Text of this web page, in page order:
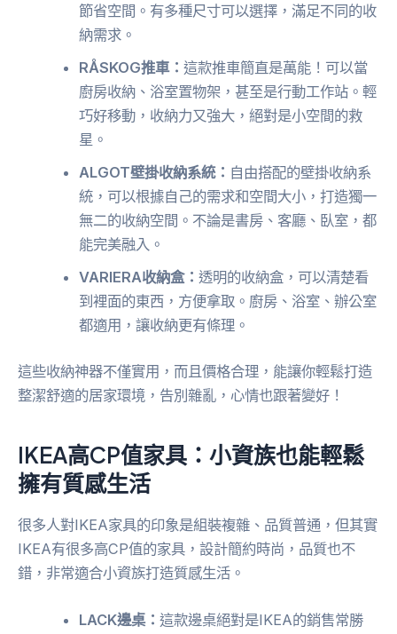
節省空間。有多種尺寸可以選擇，滿足不同的收
納需求。
RÅSKOG推車：這款推車簡直是萬能！可以當
廚房收納、浴室置物架，甚至是行動工作站。輕
巧好移動，收納力又強大，絕對是小空間的救
星。
ALGOT壁掛收納系統： 自由搭配的壁掛收納系
統，可以根據自己的需求和空間大小，打造獨一
無二的收納空間。不論是書房、客廳、臥室，都
能完美融入。
VARIERA收納盒：透明的收納盒，可以清楚看
到裡面的東西，方便拿取。廚房、浴室、辦公室
都適用，讓收納更有條理。
這些收納神器不僅實用，而且價格合理，能讓你輕鬆打造
整潔舒適的居家環境，告別雜亂，心情也跟著變好！
IKEA高CP值家具：小資族也能輕鬆
擁有質感生活
很多人對IKEA家具的印象是組裝複雜、品質普通，但其實
IKEA有很多高CP值的家具，設計簡約時尚，品質也不
錯，非常適合小資族打造質感生活。
LACK邊桌：這款邊桌絕對是IKEA的銷售常勝